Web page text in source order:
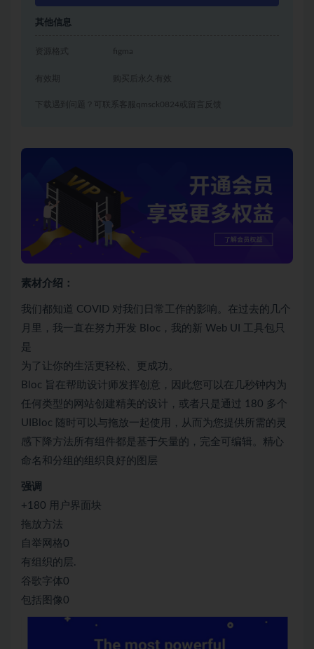
其他信息
资源格式 figma
有效期 购买后永久有效
下载遇到问题？可联系客服qmsck0824或留言反馈
素材介绍：
我们都知道 COVID 对我们日常工作的影响。在过去的几个
月里，我一直在努力开发 Bloc，我的新 Web UI 工具包只
是
为了让你的生活更轻松、更成功。
Bloc 旨在帮助设计师发挥创意，因此您可以在几秒钟内为
任何类型的网站创建精美的设计，或者只是通过 180 多个
UIBloc 随时可以与拖放一起使用，从而为您提供所需的灵
感下降方法所有组件都是基于矢量的，完全可编辑。精心
命名和分组的组织良好的图层
强调
+180 用户界面块
拖放方法
自举网格0
有组织的层.
谷歌字体0
包括图像0